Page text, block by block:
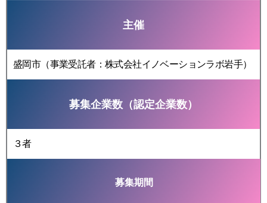
主催
盛岡市（事業受託者：株式会社イノベーションラボ岩手）
募集企業数（認定企業数）
３者
募集期間